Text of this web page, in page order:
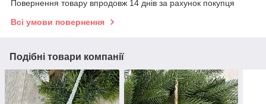
Повернення товару впродовж 14 днів за рахунок покупця
Всі умови повернення
Подібні товари компанії